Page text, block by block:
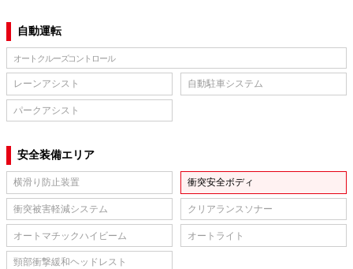
自動運転
オートクルーズコントロール
レーンアシスト 自動駐車システム
パークアシスト
安全装備エリア
横滑り防止装置 衝突安全ボディ
衝突被害軽減システム クリアランスソナー
オートマチックハイビーム オートライト
頸部衝撃緩和ヘッドレスト